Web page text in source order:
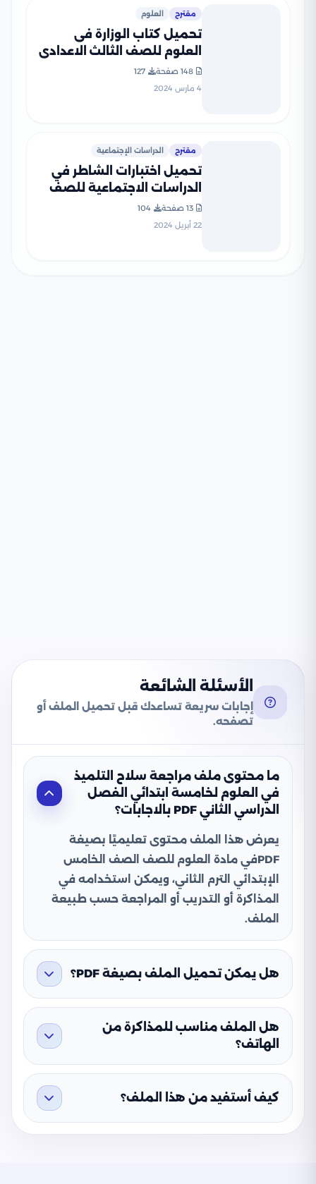
مقترح العلوم
تحميل كتاب الوزارة فى
العلوم للصف الثالث الاعدادى
2024 بصيغة PDF
148 صفحة
127
4 مارس 2024
مقترح الدراسات الإجتماعية
تحميل اختبارات الشاطر في
الدراسات الاجتماعية للصف
الخامس الابتدائي الفصل
الدراسي الثاني
13 صفحة
104
22 أبريل 2024
الأسئلة الشائعة
إجابات سريعة تساعدك قبل تحميل الملف أو
تصفحه.
ما محتوى ملف مراجعة سلاح التلميذ
في العلوم لخامسة ابتدائي الفصل
الدراسي الثاني PDF بالاجابات؟
يعرض هذا الملف محتوى تعليميًا بصيغة
PDFفي مادة العلوم للصف الصف الخامس
الإبتدائي الترم الثاني، ويمكن استخدامه في
المذاكرة أو التدريب أو المراجعة حسب طبيعة
الملف.
هل يمكن تحميل الملف بصيغة PDF؟
هل الملف مناسب للمذاكرة من
الهاتف؟
كيف أستفيد من هذا الملف؟